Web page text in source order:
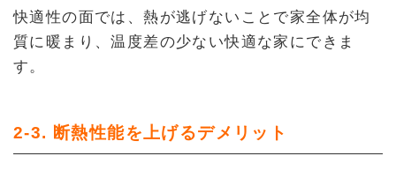
快適性の面では、熱が逃げないことで家全体が均
質に暖まり、温度差の少ない快適な家にできま
す。
2-3. 断熱性能を上げるデメリット